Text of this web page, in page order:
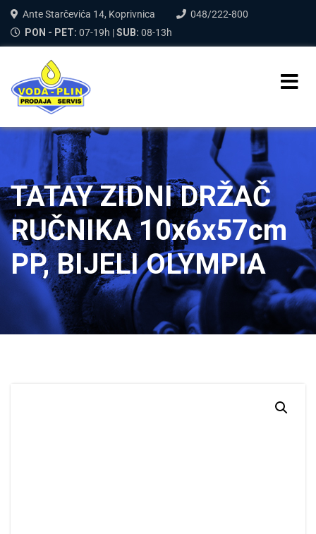
Ante Starčevića 14, Koprivnica
048/222-800
PON - PET: 07-19h |SUB: 08-13h
TATAY ZIDNI DRŽAČ
RUČNIKA 10x6x57cm
PP, BIJELI OLYMPIA